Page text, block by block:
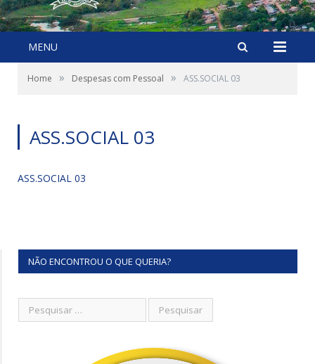
MENU
Home » Despesas com Pessoal » ASS.SOCIAL 03
ASS.SOCIAL 03
ASS.SOCIAL 03
NÃO ENCONTROU O QUE QUERIA?